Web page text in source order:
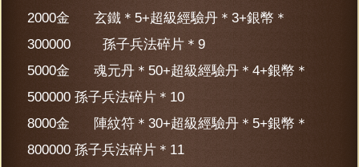
2000金 玄鐵＊5+超級經驗丹＊3+銀幣＊
300000 孫子兵法碎片＊9
5000金 魂元丹＊50+超級經驗丹＊4+銀幣＊
500000 孫子兵法碎片＊10
8000金 陣紋符＊30+超級經驗丹＊5+銀幣＊
800000 孫子兵法碎片＊11